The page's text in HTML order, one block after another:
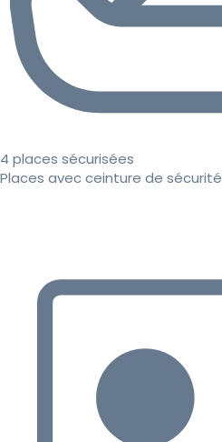
4 places sécurisées
Places avec ceinture de sécurité